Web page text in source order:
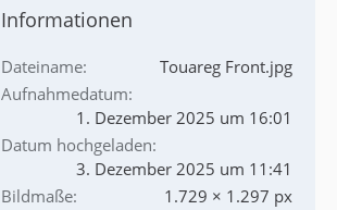
Informationen
Dateiname
Touareg Front.jpg
Aufnahmedatum
1. Dezember 2025 um 16:01
Datum hochgeladen
3. Dezember 2025 um 11:41
Bildmaße
1.729 × 1.297 px